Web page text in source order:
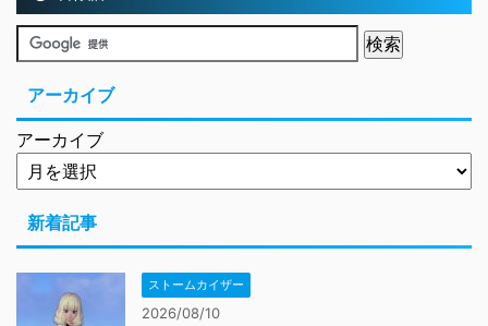
アーカイブ
アーカイブ
新着記事
ストームカイザー
2026/08/10